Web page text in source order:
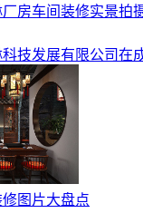
房车间装修实景拍
技发展有限公司在
图片大盘点